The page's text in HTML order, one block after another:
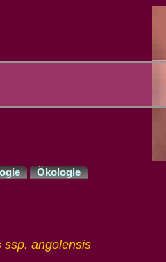
Ökologie
ssp. angolensis